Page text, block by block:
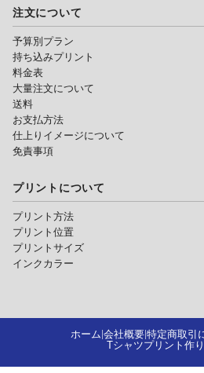
注文について
予算別プラン
持ち込みプリント
料金表
大量注文について
送料
お支払方法
仕上りイメージについて
免責事項
プリントについて
プリント方法
プリント位置
プリントサイズ
インクカラー
ホーム 会社概要| 特定商取引
Tシャツプリント作